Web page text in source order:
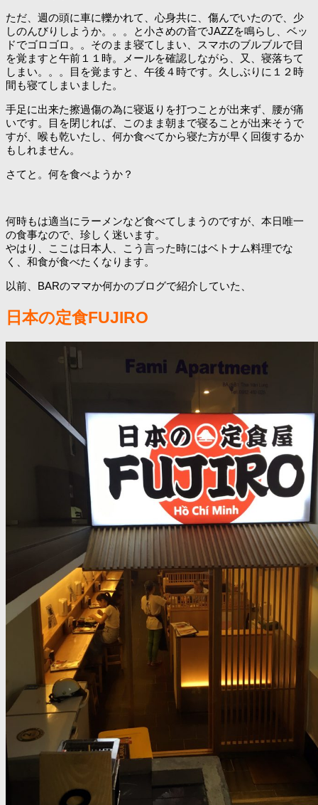
ただ、週の頭に車に轢かれて、心身共に、傷んでいたので、少
しのんびりしようか。。。と小さめの音でJAZZを鳴らし、ベッ
ドでゴロゴロ。。そのまま寝てしまい、スマホのブルブルで目
を覚ますと午前１１時。メールを確認しながら、又、寝落ちて
しまい。。。目を覚ますと、午後４時です。久しぶりに１２時
間も寝てしまいました。
手足に出来た擦過傷の為に寝返りを打つことが出来ず、腰が痛
いです。目を閉じれば、このまま朝まで寝ることが出来そうで
すが、喉も乾いたし、何か食べてから寝た方が早く回復するか
もしれません。
さてと。何を食べようか？
何時もは適当にラーメンなど食べてしまうのですが、本日唯一
の食事なので、珍しく迷います。
やはり、ここは日本人、こう言った時にはベトナム料理でな
く、和食が食べたくなります。
以前、BARのママか何かのブログで紹介していた、
日本の定食FUJIRO